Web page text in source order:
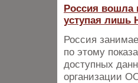
Россия вошла
уступая лишь
Россия
по этому
доступных
организации